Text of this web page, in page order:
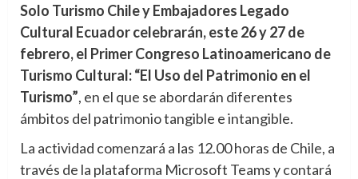
Solo Turismo Chile y Embajadores Legado
Cultural Ecuador celebrarán, este 26 y 27 de
febrero, el Primer Congreso Latinoamericano de
Turismo Cultural: “El Uso del Patrimonio en el
Turismo”, en el que se abordarán diferentes
ámbitos del patrimonio tangible e intangible.
La actividad comenzará a las 12.00 horas de Chile, a
través de la plataforma Microsoft Teams y contará